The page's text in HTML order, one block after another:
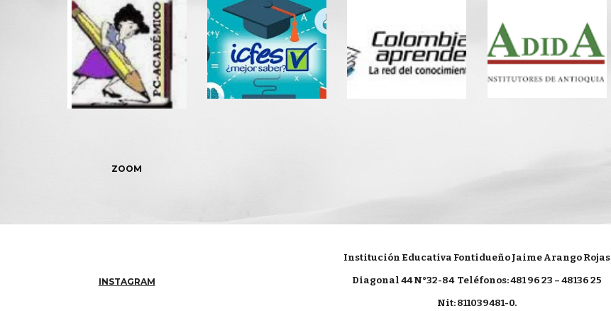
ZOOM
INSTAGRAM
Institución Educativa Fontidueño Jaime Arango Rojas
Diagonal 44 N°32-84 Teléfonos: 481 96 23 – 48136 25
Nit: 811039481-0.